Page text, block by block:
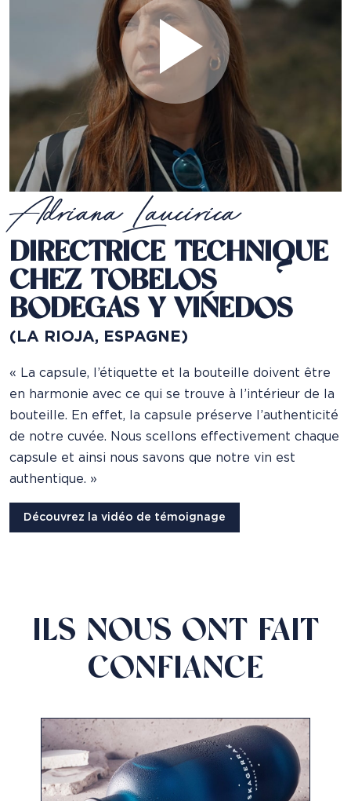
Adriana Laucirica
DIRECTRICE TECHNIQUE
CHEZ TOBELOS
BODEGAS Y VIÑEDOS
(LA RIOJA, ESPAGNE)
« La capsule, l’étiquette et la bouteille doivent être
en harmonie avec ce qui se trouve à l’intérieur de la
bouteille. En effet, la capsule préserve l’authenticité
de notre cuvée. Nous scellons effectivement chaque
capsule et ainsi nous savons que notre vin est
authentique. »
Découvrez la vidéo de témoignage
ILS NOUS ONT FAIT
CONFIANCE